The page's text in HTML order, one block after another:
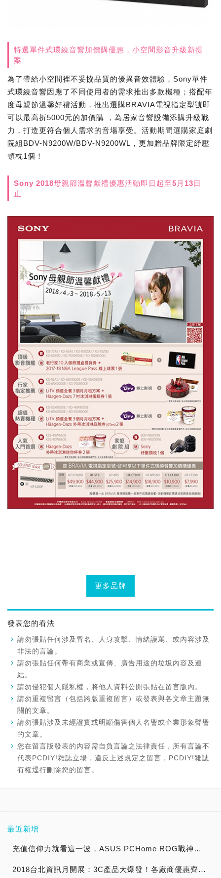
特選單件式環繞音響加價購優惠，小空間影音升級新提
案
為了帶給小空間裡不妥協品質的優異音效體驗，Sony單件
式環繞音響因應了不同使用者的需求推出多款機種；搭配年
度母親節溫馨好禮活動，推出選購BRAVIA電視指定型號即
可以最高折5000元的加價購 ，為居家音響設備添購升級戰
力，打造更符合個人需求的音場享受。活動期間選購家庭劇
院組BDV-N9200W/BDV-N9200WL，更加贈品牌限定紓壓
頸枕1個！
Sony 2018母親節溫馨獻禮優惠活動即日起至5月13日
止
更多品牌
發表您的看法
請勿張貼任何涉及冒名、人身攻擊、情緒謾罵、或內容涉及
非法的言論。
請勿張貼任何帶有商業或宣傳、廣告用途的垃圾內容及連
結。
請勿侵犯個人隱私權，將他人資料公開張貼在留言版內。
請勿重複留言（包括跨版重複留言）或發表與各文章主題無
關的文章。
請勿張貼涉及未經證實或明顯傷害個人名譽或企業形象聲譽
的文章。
您在留言版發表的內容需自負言論之法律責任，所有言論不
代表PCDIY!雜誌立場，違反上述規定之留言，PCDIY!雜誌
有權逕行刪除您的留言。
最近新增
充值信仰力就看這一波，ASUS PCHome ROG戰神祭典、電競周邊全面最低5折起
2018台北資訊月開展：3C產品大爆發！各廠商優惠齊放，展期好康活動不斷